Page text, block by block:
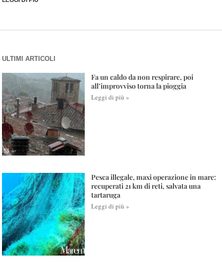
ULTIMI ARTICOLI
Fa un caldo da non respirare, poi
all’improvviso torna la pioggia
Leggi di più »
Pesca illegale, maxi operazione in mare:
recuperati 21 km di reti, salvata una
tartaruga
Leggi di più »